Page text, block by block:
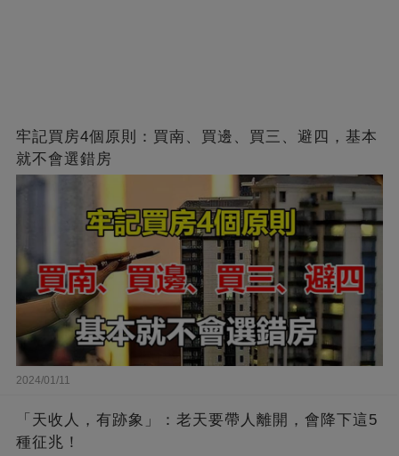
牢記買房4個原則：買南、買邊、買三、避四，基本
就不會選錯房
2024/01/11
「天收人，有跡象」：老天要帶人離開，會降下這5
種征兆！